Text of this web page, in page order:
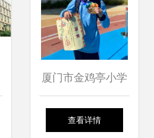
厦门市金鸡亭小学
运动会跳高勇夺金
查看详情